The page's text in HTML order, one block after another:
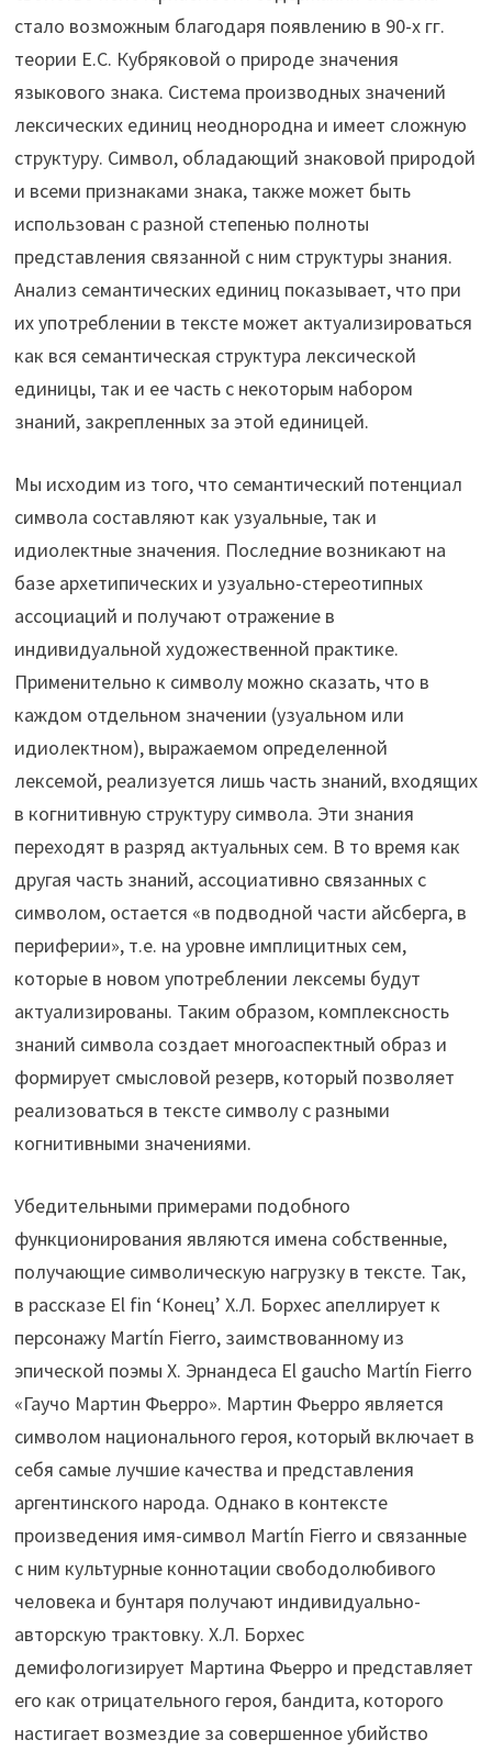
стало возможным благодаря появлению в 90-х гг.
теории Е.С. Кубряковой о природе значения
языкового знака. Система производных значений
лексических единиц неоднородна и имеет сложную
структуру. Символ, обладающий знаковой природой
и всеми признаками знака, также может быть
использован с разной степенью полноты
представления связанной с ним структуры знания.
Анализ семантических единиц показывает, что при
их употреблении в тексте может актуализироваться
как вся семантическая структура лексической
единицы, так и ее часть с некоторым набором
знаний, закрепленных за этой единицей.
Мы исходим из того, что семантический потенциал
символа составляют как узуальные, так и
идиолектные значения. Последние возникают на
базе архетипических и узуально-стереотипных
ассоциаций и получают отражение в
индивидуальной художественной практике.
Применительно к символу можно сказать, что в
каждом отдельном значении (узуальном или
идиолектном), выражаемом определенной
лексемой, реализуется лишь часть знаний, входящих
в когнитивную структуру символа. Эти знания
переходят в разряд актуальных сем. В то время как
другая часть знаний, ассоциативно связанных с
символом, остается «в подводной части айсберга, в
периферии», т.е. на уровне имплицитных сем,
которые в новом употреблении лексемы будут
актуализированы. Таким образом, комплексность
знаний символа создает многоаспектный образ и
формирует смысловой резерв, который позволяет
реализоваться в тексте символу с разными
когнитивными значениями.
Убедительными примерами подобного
функционирования являются имена собственные,
получающие символическую нагрузку в тексте. Так,
в рассказе El fin ‘Конец’ Х.Л. Борхес апеллирует к
персонажу Martín Fierro, заимствованному из
эпической поэмы Х. Эрнандеса El gaucho Martín Fierro
«Гаучо Мартин Фьерро». Мартин Фьерро является
символом национального героя, который включает в
себя самые лучшие качества и представления
аргентинского народа. Однако в контексте
произведения имя-символ Martín Fierro и связанные
с ним культурные коннотации свободолюбивого
человека и бунтаря получают индивидуально-
авторскую трактовку. Х.Л. Борхес
демифологизирует Мартина Фьерро и представляет
его как отрицательного героя, бандита, которого
настигает возмездие за совершенное убийство